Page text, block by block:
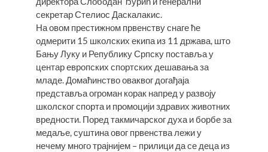
секретар Стелиос Даскалакис.
​На овом престижном првенству снаге ће
одмерити 15 школских екипа из 11 држава, што
Бању Луку и Републику Српску поставља у
центар европских спортских дешавања за
младе. Домаћинство оваквог догађаја
представља огроман корак напред у развоју
школског спорта и промоцији здравих животних
вредности. Поред такмичарског духа и борбе за
медаље, суштина овог првенства лежи у
нечему много трајнијем – прилици да се деца из